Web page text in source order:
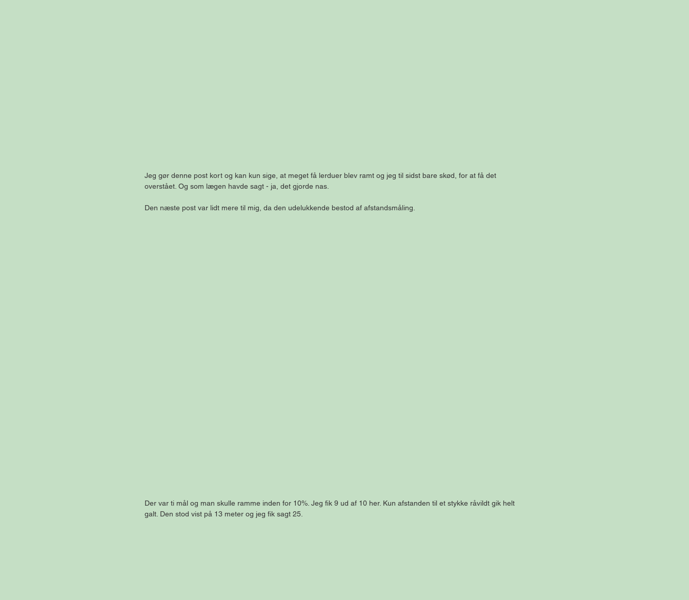
Jeg gør denne post kort og kan kun sige, at meget få lerduer blev ramt og jeg til sidst bare skød, for at få det
overstået. Og som lægen havde sagt - ja, det gjorde nas.
Den næste post var lidt mere til mig, da den udelukkende bestod af afstandsmåling.
Der var ti mål og man skulle ramme inden for 10%. Jeg fik 9 ud af 10 her. Kun afstanden til et stykke råvildt gik helt
galt. Den stod vist på 13 meter og jeg fik sagt 25.